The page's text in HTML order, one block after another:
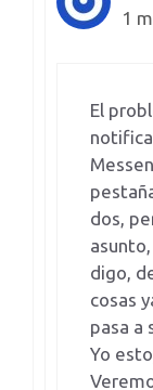
1
El
dos,
digo,
cosas
pasa a
Yo